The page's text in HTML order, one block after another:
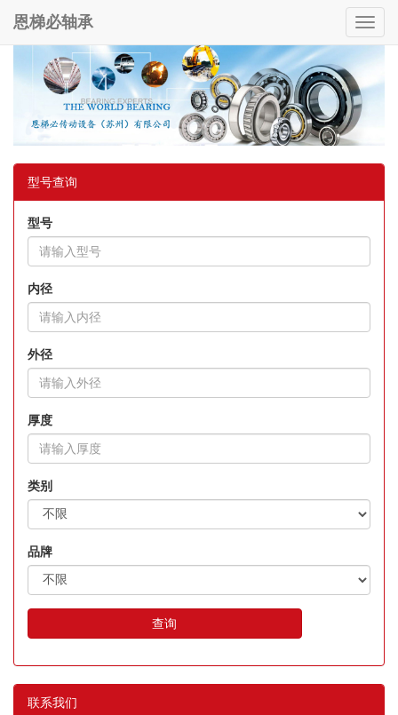
恩梯必轴承
型号查询
型号
内径
外径
厚度
类别
品牌
查询
联系我们